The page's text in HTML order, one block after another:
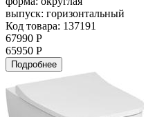
выпуск: горизонтальный
Код товара: 137191
67990 Р
65950 Р
Подробнее